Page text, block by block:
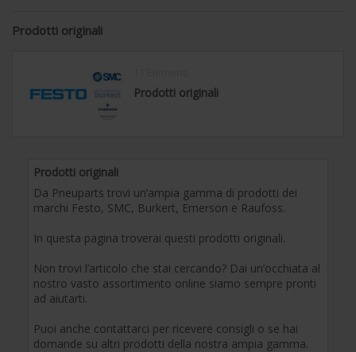
Prodotti originali
Prodotti originali
Prodotti originali
Da Pneuparts trovi un’ampia gamma di prodotti dei
marchi Festo, SMC, Burkert, Emerson e Raufoss.
In questa pagina troverai questi prodotti originali.
Non trovi l’articolo che stai cercando? Dai un’occhiata al
nostro vasto assortimento online siamo sempre pronti
ad aiutarti.
Puoi anche contattarci per ricevere consigli o se hai
domande su altri prodotti della nostra ampia gamma.